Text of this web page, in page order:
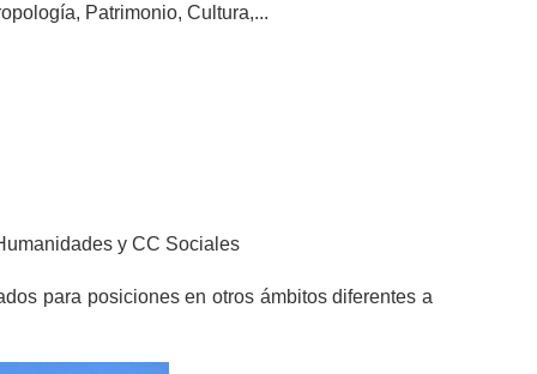
Patrimonio, Cultura,...
y CC Sociales
para posiciones en otros ámbitos diferentes a